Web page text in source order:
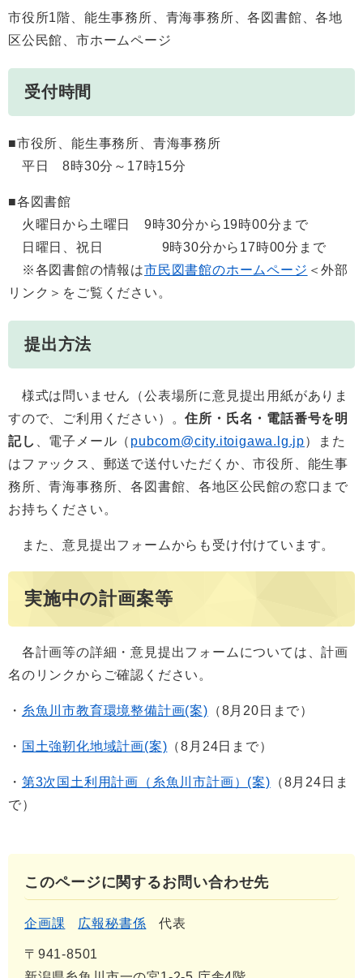
市役所1階、能生事務所、青海事務所、各図書館、各地
区公民館、市ホームページ
受付時間
■市役所、能生事務所、青海事務所
平日 8時30分～17時15分
■各図書館
火曜日から土曜日 9時30分から19時00分まで
日曜日、祝日 9時30分から17時00分まで
※各図書館の情報は市民図書館のホームページ ＜外部
リンク＞ をご覧ください。
提出方法
様式は問いません（公表場所に意見提出用紙がありま
すので、ご利用ください）。住所・氏名・電話番号を明
記し
、電子メール（ pubcom@city.itoigawa.lg.jp）また
はファックス、郵送で送付いただくか、市役所、能生事
務所、青海事務所、各図書館、各地区公民館の窓口まで
お持ちください。
また、意見提出フォームからも受け付けています。
実施中の計画案等
各計画等の詳細・意見提出フォームについては、計画
名のリンクからご確認ください。
・ 糸魚川市教育環境整備計画(案) （8月20日まで）
・ 国土強靭化地域計画(案)​ （8月24日まで）
・ 第3次国土利用計画（糸魚川市計画）(案)​​ （8月24日ま
で）
このページに関するお問い合わせ先
企画課 広報秘書係 代表
〒941-8501